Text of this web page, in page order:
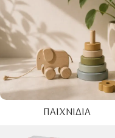
ΠΑΙΧΝΊΔΙΑ